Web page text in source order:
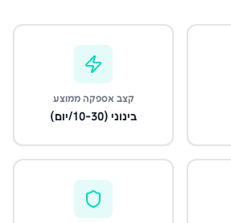
קצב אספקה ממוצע
בינוני (10-30/יום)